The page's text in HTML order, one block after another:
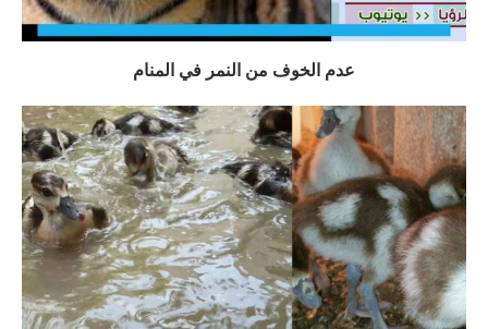
عدم الخوف من النمر في المنام